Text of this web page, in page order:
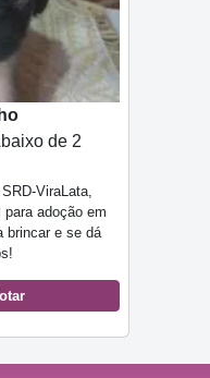
de 2
ViraLata,
adoção em
brincar e se dá